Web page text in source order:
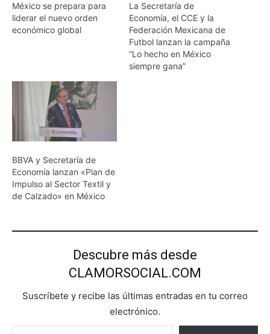
México se prepara para
liderar el nuevo orden
económico global
La Secretaría de
Economía, el CCE y la
Federación Mexicana de
Futbol lanzan la campaña
“Lo hecho en México
siempre gana”
BBVA y Secretaría de
Economía lanzan «Plan de
Impulso al Sector Textil y
de Calzado» en México
Descubre más desde
CLAMORSOCIAL.COM
Suscríbete y recibe las últimas entradas en tu correo
electrónico.
Escribe tu correo electrónico…